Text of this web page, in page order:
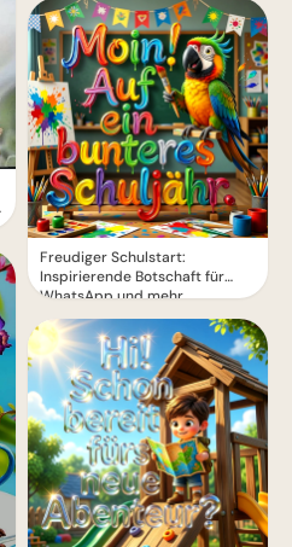
Freudiger Schulstart:
Inspirierende Botschaft für
WhatsApp und mehr